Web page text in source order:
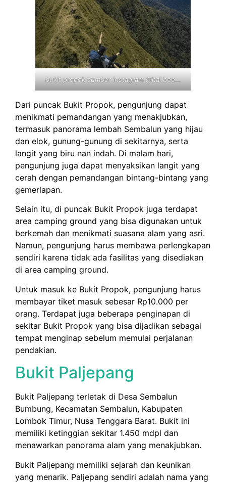
bukit propok sumber instagram @hai.bee__
Dari puncak Bukit Propok, pengunjung dapat
menikmati pemandangan yang menakjubkan,
termasuk panorama lembah Sembalun yang hijau
dan elok, gunung-gunung di sekitarnya, serta
langit yang biru nan indah. Di malam hari,
pengunjung juga dapat menyaksikan langit yang
cerah dengan pemandangan bintang-bintang yang
gemerlapan.
Selain itu, di puncak Bukit Propok juga terdapat
area camping ground yang bisa digunakan untuk
berkemah dan menikmati suasana alam yang asri.
Namun, pengunjung harus membawa perlengkapan
sendiri karena tidak ada fasilitas yang disediakan
di area camping ground.
Untuk masuk ke Bukit Propok, pengunjung harus
membayar tiket masuk sebesar Rp10.000 per
orang. Terdapat juga beberapa penginapan di
sekitar Bukit Propok yang bisa dijadikan sebagai
tempat menginap sebelum memulai perjalanan
pendakian.
Bukit Paljepang
Bukit Paljepang terletak di Desa Sembalun
Bumbung, Kecamatan Sembalun, Kabupaten
Lombok Timur, Nusa Tenggara Barat. Bukit ini
memiliki ketinggian sekitar 1.450 mdpl dan
menawarkan panorama alam yang menakjubkan.
Bukit Paljepang memiliki sejarah dan keunikan
yang menarik. Paljepang sendiri adalah nama yang